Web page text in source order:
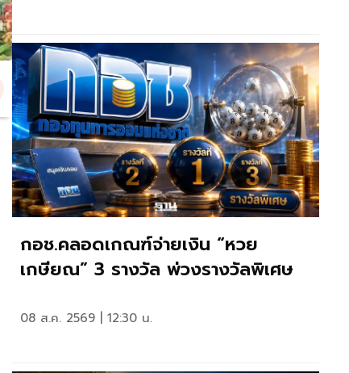
กอช.คลอดเกณฑ์จ่ายเงิน “หวย
เกษียณ” 3 รางวัล พ่วงรางวัลพิเศษ
08 ส.ค. 2569 | 12:30 น.